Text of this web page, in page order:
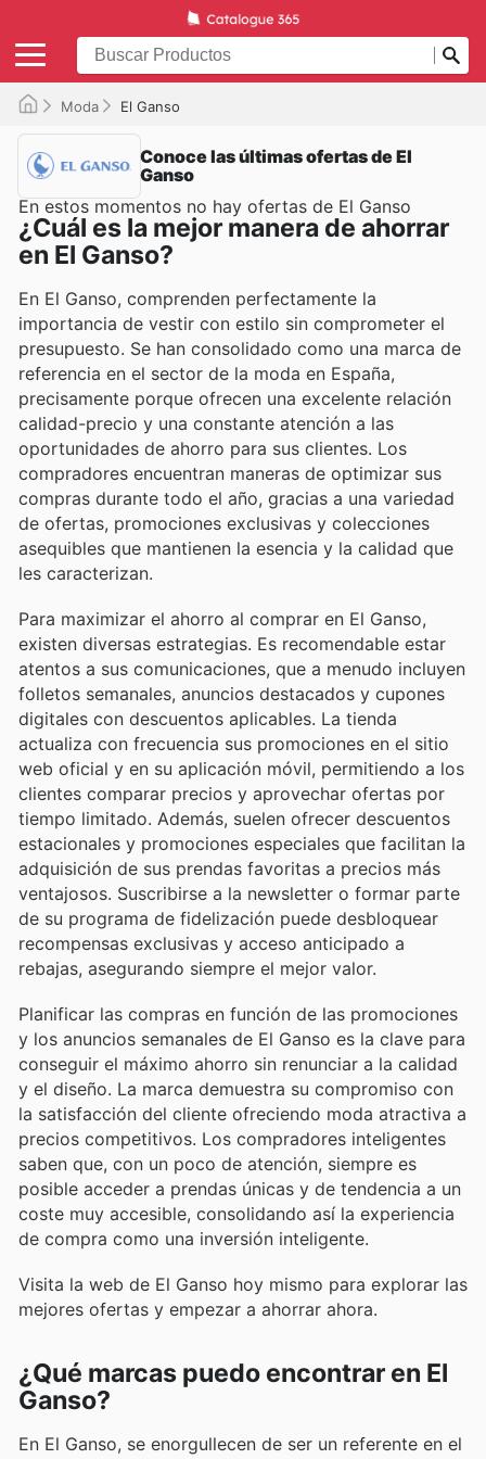
Moda El Ganso
Conoce las últimas ofertas de El
Ganso
En estos momentos no hay ofertas de El Ganso
¿Cuál es la mejor manera de ahorrar
en El Ganso?
En El Ganso, comprenden perfectamente la
importancia de vestir con estilo sin comprometer el
presupuesto. Se han consolidado como una marca de
referencia en el sector de la moda en España,
precisamente porque ofrecen una excelente relación
calidad-precio y una constante atención a las
oportunidades de ahorro para sus clientes. Los
compradores encuentran maneras de optimizar sus
compras durante todo el año, gracias a una variedad
de ofertas, promociones exclusivas y colecciones
asequibles que mantienen la esencia y la calidad que
les caracterizan.
Para maximizar el ahorro al comprar en El Ganso,
existen diversas estrategias. Es recomendable estar
atentos a sus comunicaciones, que a menudo incluyen
folletos semanales, anuncios destacados y cupones
digitales con descuentos aplicables. La tienda
actualiza con frecuencia sus promociones en el sitio
web oficial y en su aplicación móvil, permitiendo a los
clientes comparar precios y aprovechar ofertas por
tiempo limitado. Además, suelen ofrecer descuentos
estacionales y promociones especiales que facilitan la
adquisición de sus prendas favoritas a precios más
ventajosos. Suscribirse a la newsletter o formar parte
de su programa de fidelización puede desbloquear
recompensas exclusivas y acceso anticipado a
rebajas, asegurando siempre el mejor valor.
Planificar las compras en función de las promociones
y los anuncios semanales de El Ganso es la clave para
conseguir el máximo ahorro sin renunciar a la calidad
y el diseño. La marca demuestra su compromiso con
la satisfacción del cliente ofreciendo moda atractiva a
precios competitivos. Los compradores inteligentes
saben que, con un poco de atención, siempre es
posible acceder a prendas únicas y de tendencia a un
coste muy accesible, consolidando así la experiencia
de compra como una inversión inteligente.
Visita la web de El Ganso hoy mismo para explorar las
mejores ofertas y empezar a ahorrar ahora.
¿Qué marcas puedo encontrar en El
Ganso?
En El Ganso, se enorgullecen de ser un referente en el